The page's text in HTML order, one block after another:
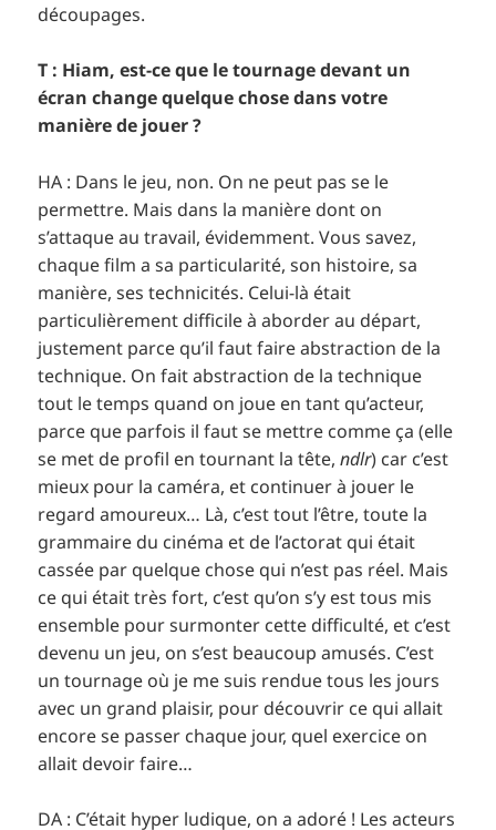
découpages.
T : Hiam, est-ce que le tournage devant un
écran change quelque chose dans votre
manière de jouer ?
HA : Dans le jeu, non. On ne peut pas se le
permettre. Mais dans la manière dont on
s’attaque au travail, évidemment. Vous savez,
chaque film a sa particularité, son histoire, sa
manière, ses technicités. Celui-là était
particulièrement difficile à aborder au départ,
justement parce qu’il faut faire abstraction de la
technique. On fait abstraction de la technique
tout le temps quand on joue en tant qu’acteur,
parce que parfois il faut se mettre comme ça (elle
se met de profil en tournant la tête,ndlr) car c’est
mieux pour la caméra, et continuer à jouer le
regard amoureux… Là, c’est tout l’être, toute la
grammaire du cinéma et de l’actorat qui était
cassée par quelque chose qui n’est pas réel. Mais
ce qui était très fort, c’est qu’on s’y est tous mis
ensemble pour surmonter cette difficulté, et c’est
devenu un jeu, on s’est beaucoup amusés. C’est
un tournage où je me suis rendue tous les jours
avec un grand plaisir, pour découvrir ce qui allait
encore se passer chaque jour, quel exercice on
allait devoir faire…
DA : C’était hyper ludique, on a adoré ! Les acteurs